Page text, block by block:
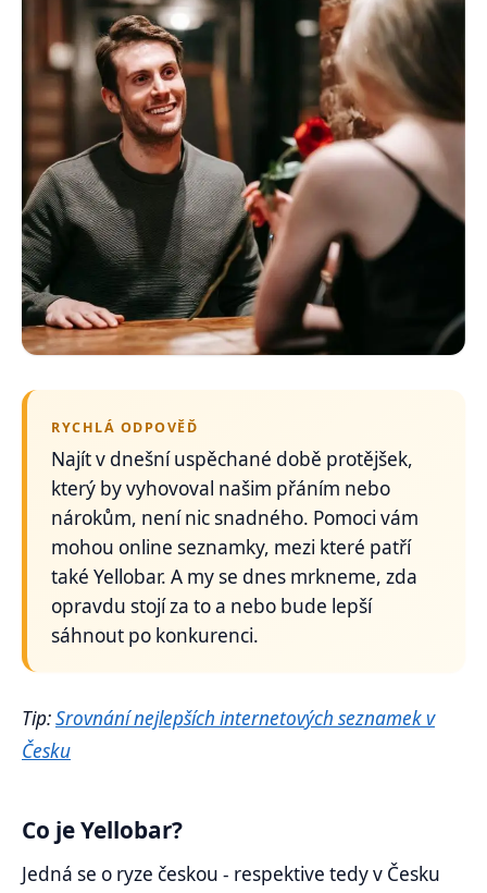
RYCHLÁ ODPOVĚĎ
Najít v dnešní uspěchané době protějšek,
který by vyhovoval našim přáním nebo
nárokům, není nic snadného. Pomoci vám
mohou online seznamky, mezi které patří
také Yellobar. A my se dnes mrkneme, zda
opravdu stojí za to a nebo bude lepší
sáhnout po konkurenci.
Tip:Srovnání nejlepších internetových seznamek v
Česku
Co je Yellobar?
Jedná se o ryze českou - respektive tedy v Česku